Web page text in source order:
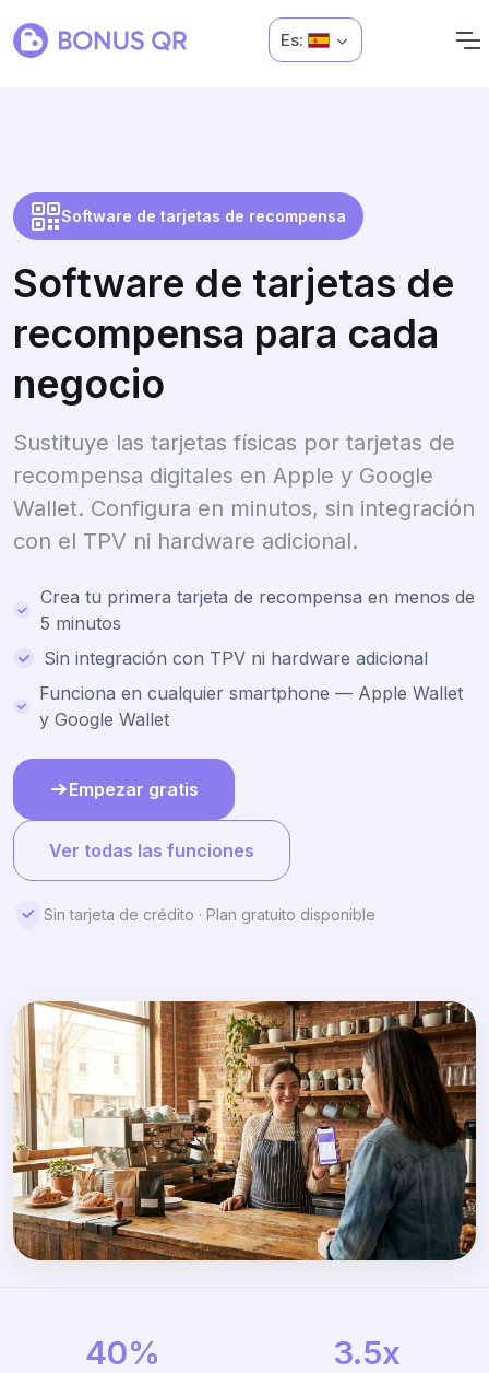
Es:
Software de tarjetas de recompensa
Software de tarjetas de
recompensa para cada
negocio
Sustituye las tarjetas físicas por tarjetas de
recompensa digitales en Apple y Google
Wallet. Configura en minutos, sin integración
con el TPV ni hardware adicional.
Crea tu primera tarjeta de recompensa en menos de
5 minutos
Sin integración con TPV ni hardware adicional
Funciona en cualquier smartphone — Apple Wallet
y Google Wallet
Empezar gratis
Ver todas las funciones
Sin tarjeta de crédito · Plan gratuito disponible
40% 3.5x